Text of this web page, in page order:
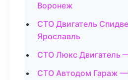
Воронеж
СТО Двигатель
Ярославль
СТО Люкс Двигатель
СТО Автодом Гараж